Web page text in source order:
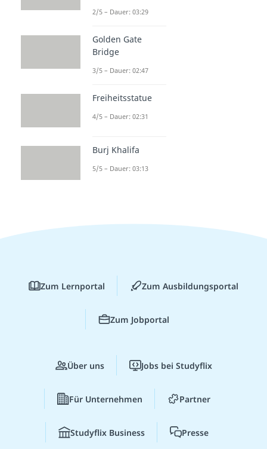
2/5 – Dauer: 03:29
Golden Gate
Bridge
3/5 – Dauer: 02:47
Freiheitsstatue
4/5 – Dauer: 02:31
Burj Khalifa
5/5 – Dauer: 03:13
Zum Lernportal Zum Ausbildungsportal
Zum Jobportal
Über uns Jobs bei Studyflix
Für Unternehmen Partner
Studyflix Business Presse